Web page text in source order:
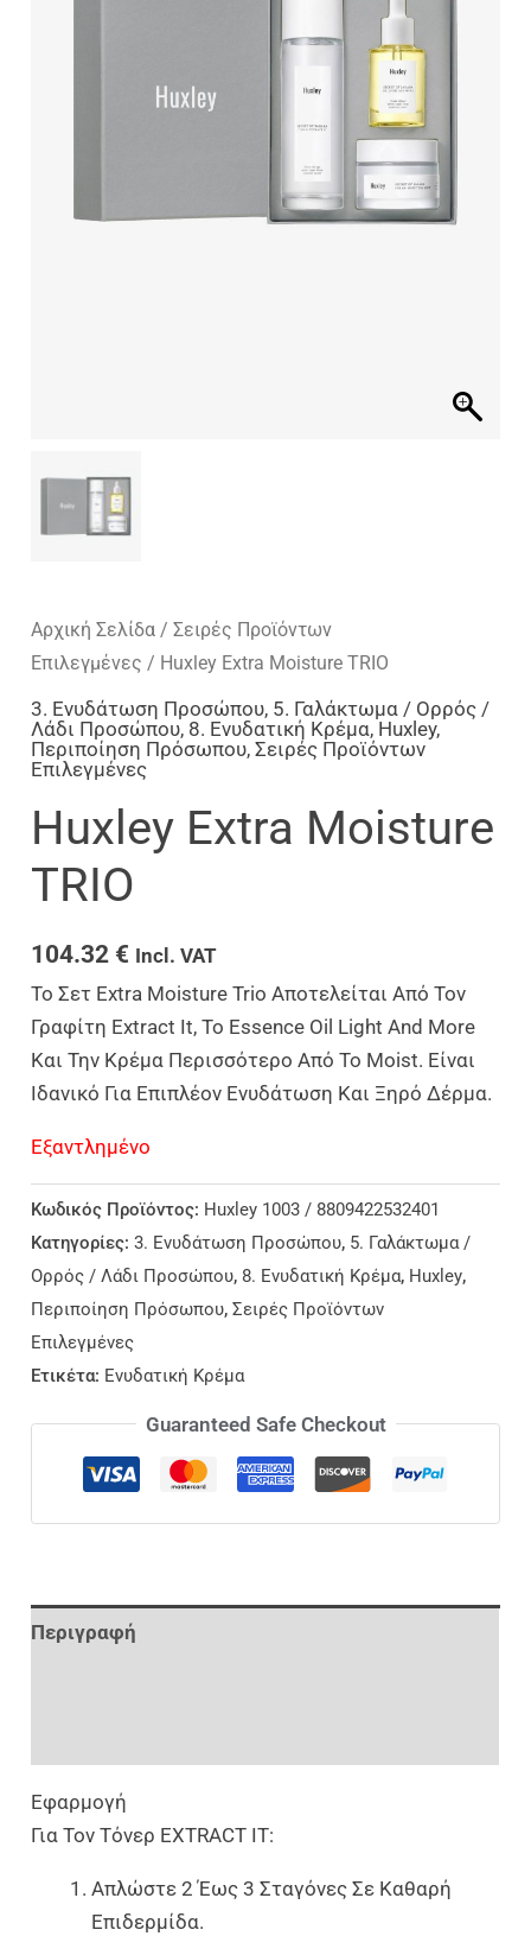
Αρχική Σελίδα /Σειρές Προϊόντων
Επιλεγμένες / Huxley Extra Moisture TRIO
3. Ενυδάτωση Προσώπου, 5. Γαλάκτωμα / Ορρός /
Λάδι Προσώπου, 8. Ενυδατική Κρέμα, Huxley,
Περιποίηση Πρόσωπου,Σειρές Προϊόντων
Επιλεγμένες
Huxley Extra Moisture
TRIO
104.32 € Incl. VAT
Το Σετ Extra Moisture Trio Αποτελείται Από Τον
Γραφίτη Extract It, Το Essence Oil Light And More
Και Την Κρέμα Περισσότερο Από Το Moist. Είναι
Ιδανικό Για Επιπλέον Ενυδάτωση Και Ξηρό Δέρμα.
Εξαντλημένο
Κωδικός Προϊόντος: Huxley 1003 / 8809422532401
Κατηγορίες:3. Ενυδάτωση Προσώπου, 5. Γαλάκτωμα /
Ορρός / Λάδι Προσώπου, 8. Ενυδατική Κρέμα, Huxley,
Περιποίηση Πρόσωπου,Σειρές Προϊόντων
Επιλεγμένες
Ετικέτα: Ενυδατική Κρέμα
Guaranteed Safe Checkout
Περιγραφή
Εφαρμογή
Για Τον Τόνερ EXTRACT IT:
Απλώστε 2 Έως 3 Σταγόνες Σε Καθαρή
Επιδερμίδα.